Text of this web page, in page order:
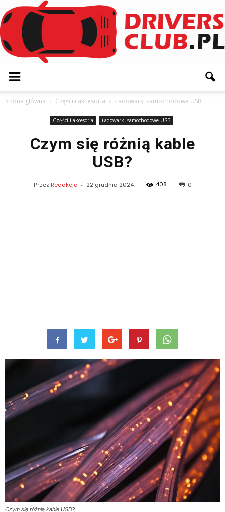
Strona główna Części i akcesoria Ładowarki samochodowe USB
Części i akcesoria Ładowarki samochodowe USB
Czym się różnią kable
USB?
Przez Redakcja - 22 grudnia 2024 408 0
Czym się różnią kable USB?